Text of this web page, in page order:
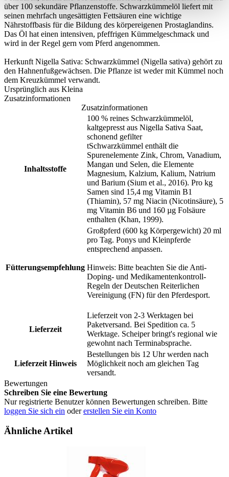
über 100 sekundäre Pflanzenstoffe. Schwarzkümmelöl liefert mit
seinen mehrfach ungesättigten Fettsäuren eine wichtige
Nährstoffbasis für die Bildung des körpereigenen Prostaglandins.
Das Öl hat einen intensiven, pfeffrigen Kümmelgeschmack und
wird in der Regel gern vom Pferd angenommen.
Herkunft Nigella Sativa: Schwarzkümmel (Nigella sativa) gehört zu
den Hahnenfußgewächsen. Die Pflanze ist weder mit Kümmel noch
dem Kreuzkümmel verwandt.
Ursprünglich aus Kleina
Zusatzinformationen
Zusatzinformationen
Inhaltsstoffe
100 % reines Schwarzkümmelöl,
kaltgepresst aus Nigella Sativa Saat,
schonend gefilter
tSchwarzkümmel enthält die
Spurenelemente Zink, Chrom, Vanadium,
Mangan und Selen, die Elemente
Magnesium, Kalzium, Kalium, Natrium
und Barium (Sium et al., 2016). Pro kg
Samen sind 15,4 mg Vitamin B1
(Thiamin), 57 mg Niacin (Nicotinsäure), 5
mg Vitamin B6 und 160 µg Folsäure
enthalten (Khan, 1999).
Fütterungsempfehlung
Großpferd (600 kg Körpergewicht) 20 ml
pro Tag. Ponys und Kleinpferde
entsprechend anpassen.
Hinweis: Bitte beachten Sie die Anti-
Doping- und Medikamentenkontroll-
Regeln der Deutschen Reiterlichen
Vereinigung (FN) für den Pferdesport.
Lieferzeit
Lieferzeit von 2-3 Werktagen bei
Paketversand. Bei Spedition ca. 5
Werktage. Scheiper bringt's regional wie
gewohnt nach Terminabsprache.
Lieferzeit Hinweis
Bestellungen bis 12 Uhr werden nach
Möglichkeit noch am gleichen Tag
versandt.
Bewertungen
Schreiben Sie eine Bewertung
Nur registrierte Benutzer können Bewertungen schreiben. Bitte
loggen Sie sich ein odererstellen Sie ein Konto
Ähnliche Artikel